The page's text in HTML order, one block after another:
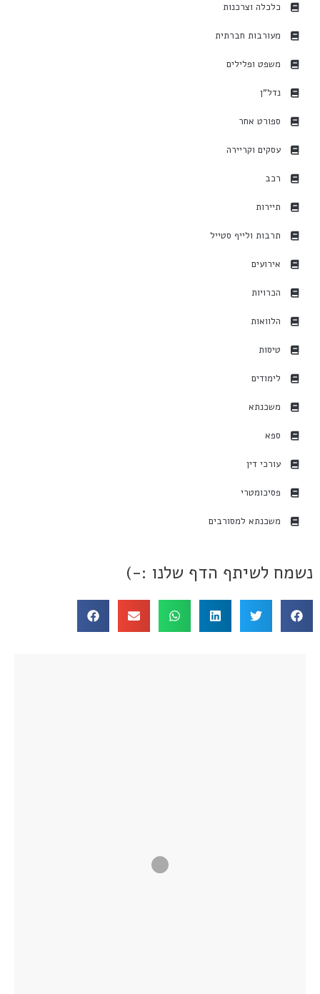
כלכלה וצרכנות
מעורבות חברתית
משפט ופלילים
נדל"ן
ספורט אחר
עסקים וקריירה
רכב
תיירות
תרבות ולייף סטייל
אירועים
הכרויות
הלוואות
טיסות
לימודים
משכנתא
ספא
עורכי דין
פסיכומטרי
משכנתא למסורבים
נשמח לשיתף הדף שלנו :-)